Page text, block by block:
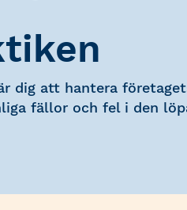
dig att hantera
fällor och fel i den